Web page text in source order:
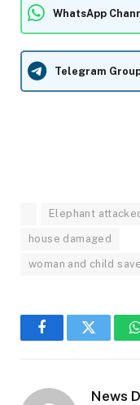
WhatsApp
Telegram
Elephant
house damaged
woman and child
FacebookTwitter
News